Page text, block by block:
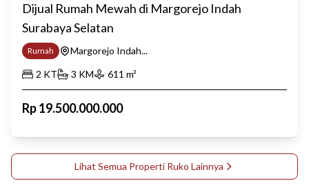
Dijual Rumah Mewah di Margorejo Indah
Surabaya Selatan
Rumah
Margorejo Indah...
2 KT 3 KM 611 m²
Rp19.500.000.000
Lihat Semua Properti Ruko Lainnya